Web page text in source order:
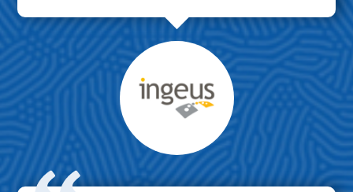
Max Mustermann
Unternehmen AG